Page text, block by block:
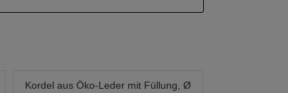
Kordel aus Öko-Leder mit Füllung, Ø